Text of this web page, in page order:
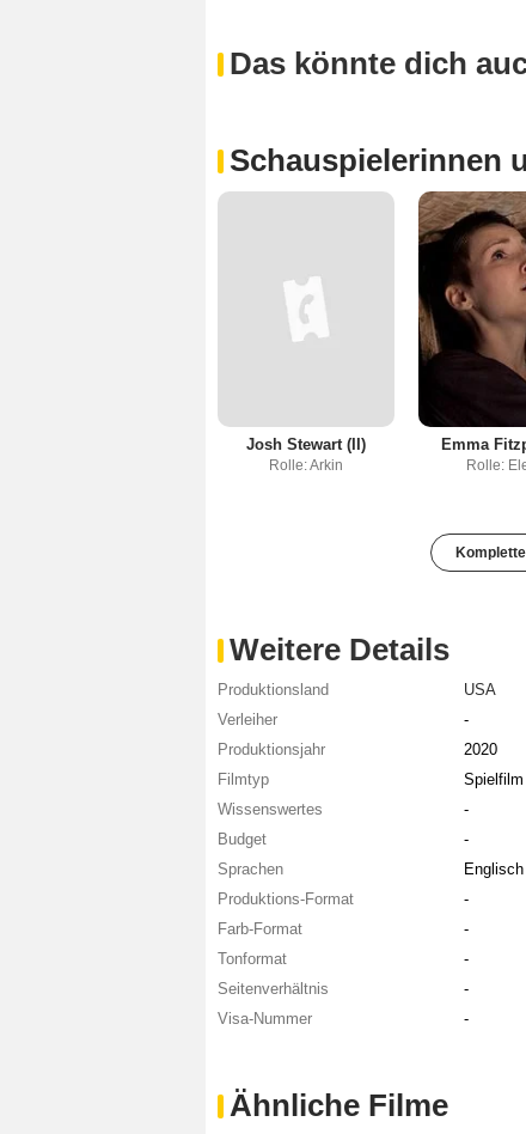
Das könnte dich
Schauspielerinnen
Josh Stewart (II)
Rolle: Arkin
Emma
Rolle:
Weitere Details
Produktionsland
USA
Verleiher
-
Produktionsjahr
2020
Filmtyp
Spielfilm
Wissenswertes
-
Budget
-
Sprachen
Englisch
Produktions-Format
-
Farb-Format
-
Tonformat
-
Seitenverhältnis
-
Visa-Nummer
-
Ähnliche Filme